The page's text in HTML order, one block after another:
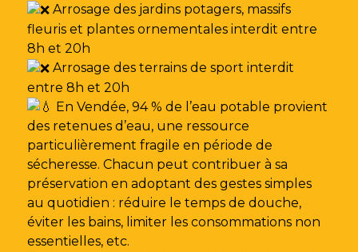
Arrosage des jardins potagers, massifs
fleuris et plantes ornementales interdit entre
8h et 20h
Arrosage des terrains de sport interdit
entre 8h et 20h
En Vendée, 94 % de l’eau potable provient
des retenues d’eau, une ressource
particulièrement fragile en période de
sécheresse. Chacun peut contribuer à sa
préservation en adoptant des gestes simples
au quotidien : réduire le temps de douche,
éviter les bains, limiter les consommations non
essentielles, etc.